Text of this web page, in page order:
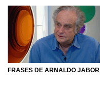
FRASES DE ARNALDO JABOR